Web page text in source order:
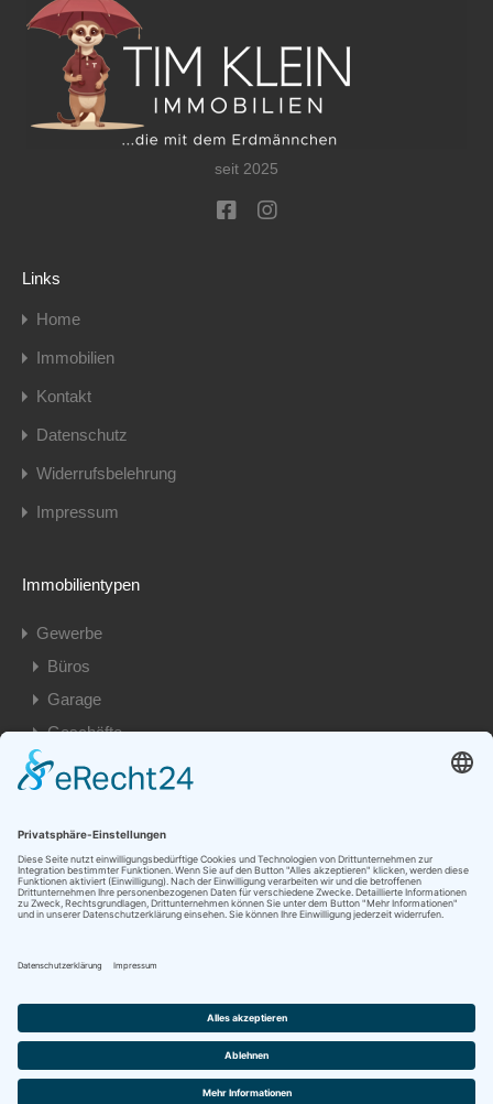
seit 2025
Links
Home
Immobilien
Kontakt
Datenschutz
Widerrufsbelehrung
Impressum
Immobilientypen
Gewerbe
Büros
Garage
Geschäfte
Privat
Eigentumswohnungen
Einfamilienhäuser
Garage
Mehrfamilienhäuser
© 2026. Alle Rechte vorbehalten.